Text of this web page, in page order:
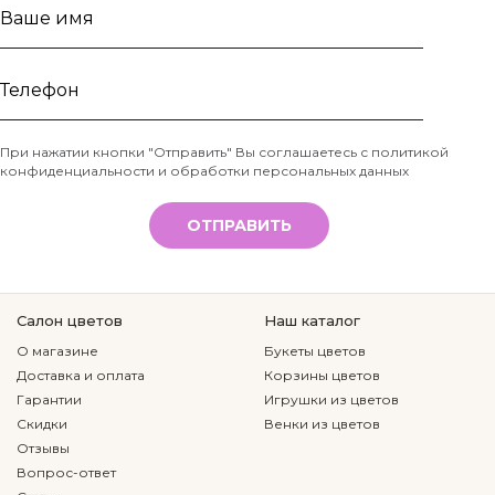
Ваше
Телефон
*
При нажатии кнопки "Отправить" Вы соглашаетесь с политикой
конфиденциальности и обработки персональных данных
ОТПРАВИТЬ
Салон цветов
О магазине
Доставка и оплата
Гарантии
Скидки
Отзывы
Вопрос-ответ
Наш каталог
Букеты цветов
Корзины цветов
Игрушки из цветов
Венки из цветов